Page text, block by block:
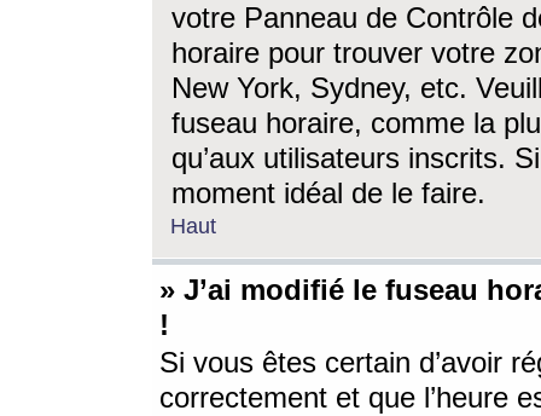
votre Panneau de Contrôle
horaire pour trouver votre
New York, Sydney, etc.
fuseau horaire, comme la
qu’aux utilisateurs inscrits.
moment idéal de le faire.
Haut
» J’ai modifié le fuseau
!
Si vous êtes certain d’avoir
correctement et que l’heure